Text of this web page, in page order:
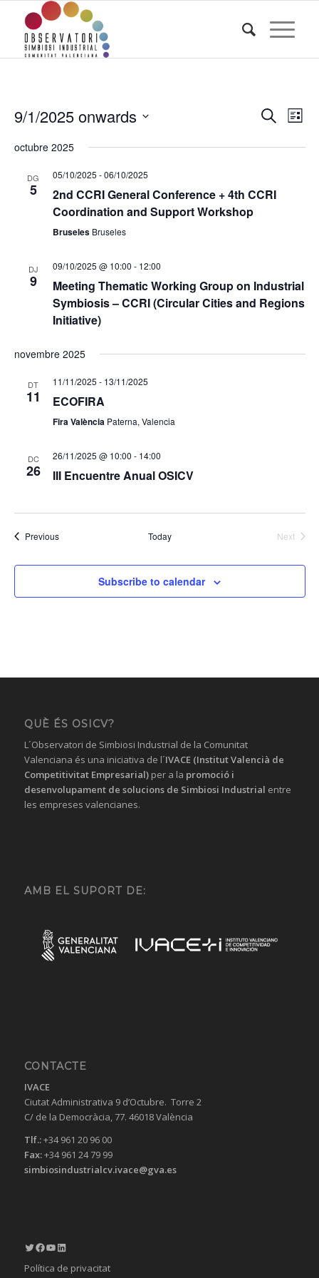
Search
List
9/1/2025 onwards
date.
octubre 2025
DG
5
05/10/2025 -06/10/2025
2nd CCRI General Conference + 4th CCRI
Coordination and Support Workshop
Bruseles Bruseles
DJ
9
09/10/2025 @ 10:00 - 12:00
Meeting Thematic Working Group on Industrial
Symbiosis – CCRI (Circular Cities and Regions
Initiative)
novembre 2025
DT
11
11/11/2025 - 13/11/2025
ECOFIRA
Fira València Paterna, Valencia
DC
26
26/11/2025 @ 10:00 - 14:00
III Encuentre Anual OSICV
PreviousEvents Today
Next
Subscribe to calendar
QUÈ ÉS OSICV?
L´Observatori de Simbiosi Industrial de la Comunitat
Valenciana és una iniciativa de l´IVACE (Institut Valencià de
Competitivitat Empresarial)per a la promoció i
desenvolupament de solucions de Simbiosi Industrial entre
les empreses valencianes.
AMB EL SUPORT DE:
CONTACTE
IVACE
Ciutat Administrativa 9 d’Octubre. Torre 2
C/ de la Democràcia, 77. 46018 València
Tlf.:+34 961 20 96 00
Fax:+34 961 24 79 99
simbiosindustrialcv.ivace@gva.es
Twitter
Facebook
YouTube
LinkedIn
Política de privacitat